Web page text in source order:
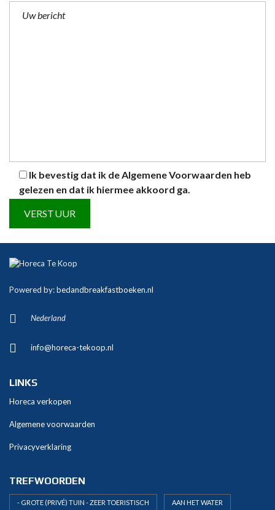
Ik bevestig dat ik deAlgemene Voorwaarden heb
gelezen en dat ik hiermee akkoord ga.
l
e
n
t
v
e
Powered by:bedandbreakfastboeken.nl
Nederland
info@horeca-tekoop.nl
LINKS
Horeca verkopen
Algemene voorwaarden
Privacyverklaring
TREFWOORDEN
- GROTE (PRIVÉ) TUIN - ZEER TOERISTISCH AAN HET WATER